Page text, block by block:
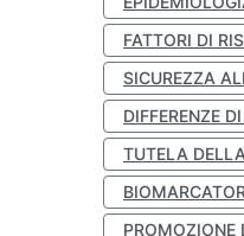
FATTORI DI
SICUREZZA
DIFFERENZE
TUTELA
PROMOZIONE